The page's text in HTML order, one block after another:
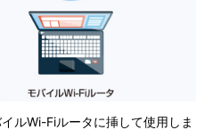
ルWi-Fiルータに挿して使用しま